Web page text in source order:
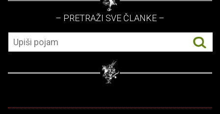
– PRETRAŽI SVE ČLANKE –